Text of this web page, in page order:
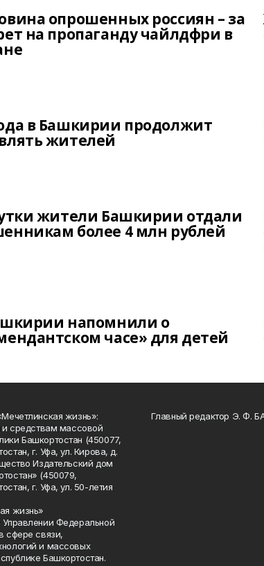
опрошенных россиян – за
на пропаганду чайлдфри в
в Башкирии продолжит
жителей
жители Башкирии отдали
более 4 млн рублей
напомнили о
часе» для детей
жизнь»:
и средствам массовой
Башкортостан (450077,
г. Уфа, ул. Кирова, д.
Издательский дом
(450079,
г. Уфа, ул. 50-летия
жизнь»
Управлении Федеральной
сфере связи,
и массовых
Башкортостан.
Главный редактор Э. Ф.